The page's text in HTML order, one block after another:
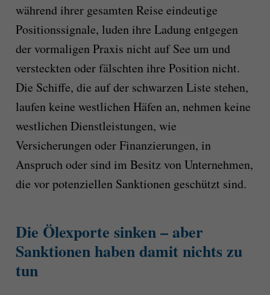
während ihrer gesamten Reise eindeutige
Positionssignale, luden ihre Ladung entgegen
der vormaligen Praxis nicht auf See um und
versteckten oder fälschten ihre Position nicht.
Die Schiffe, die auf der schwarzen Liste stehen,
laufen keine westlichen Häfen an, nehmen keine
westlichen Dienstleistungen, wie
Versicherungen oder Finanzierungen, in
Anspruch oder sind im Besitz von Unternehmen,
die vor potenziellen Sanktionen geschützt sind.
Die Ölexporte sinken – aber
Sanktionen haben damit nichts zu
tun